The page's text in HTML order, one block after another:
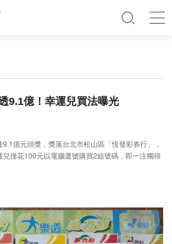
9.1億！幸運兒買法曝光
億元頭獎，獎落台北市松山區「恆發彩券行」，
僅花100元以電腦選號購買2組號碼，即一注獨得